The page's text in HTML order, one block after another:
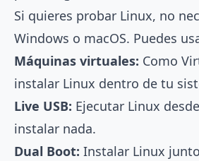
Si quieres probar Linux, no
Windows o macOS. Puedes
Máquinas virtuales: Como
instalar Linux dentro de tu
Live USB: Ejecutar Linux
instalar nada.
Dual Boot: Instalar Linux